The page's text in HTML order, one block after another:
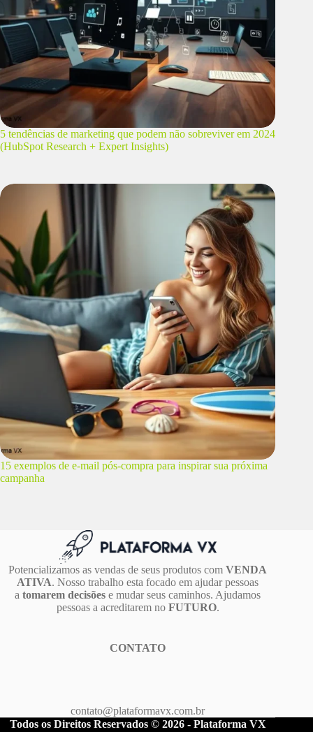
5 tendências de marketing que podem não sobreviver em 2024
(HubSpot Research + Expert Insights)
15 exemplos de e-mail pós-compra para inspirar sua próxima
campanha
Potencializamos as vendas de seus produtos comVENDA
ATIVA. Nosso trabalho esta focado em ajudar pessoas
atomarem decisões e mudar seus caminhos. Ajudamos
pessoas a acreditarem no FUTURO.
CONTATO
contato@plataformavx.com.br
Todos os Direitos Reservados © 2026 - Plataforma VX